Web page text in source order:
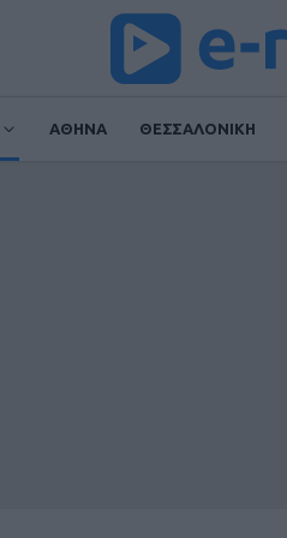
ΑΘΗΝΑ ΘΕΣΣΑΛΟΝΙΚΗ